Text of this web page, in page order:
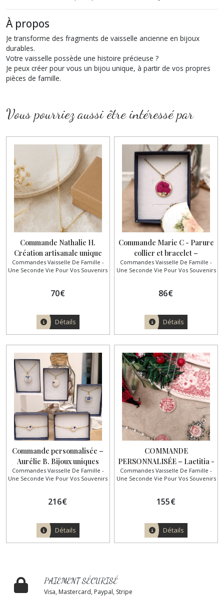
À propos
Je transforme des fragments de vaisselle ancienne en bijoux
durables.
Votre vaisselle possède une histoire précieuse ?
Je peux créer pour vous un bijou unique, à partir de vos propres
pièces de famille.
Vous pourriez aussi être intéressé par
Commande Nathalie H.
Création artisanale unique
réalisée à partir d’une
assiette familiale
Commandes Vaisselle De Famille -
Une Seconde Vie Pour Vos Souvenirs
70€
Détails
Commande Marie C - Parure
collier et bracelet –
Couvercle de boîte à bijoux en
porcelaine
Commandes Vaisselle De Famille -
Une Seconde Vie Pour Vos Souvenirs
86€
Détails
Commande personnalisée –
Aurélie B. Bijoux uniques
créés à partir de la
porcelaine familiale
Commandes Vaisselle De Famille -
Une Seconde Vie Pour Vos Souvenirs
216€
Détails
COMMANDE
PERSONNALISÉE – Laetitia -
Bijoux créés à partir de la
porcelaine familiale
Commandes Vaisselle De Famille -
Une Seconde Vie Pour Vos Souvenirs
155€
Détails
PAIEMENT SÉCURISÉ
Visa, Mastercard, Paypal, Stripe